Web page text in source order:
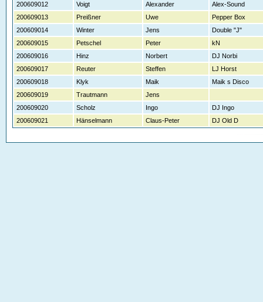
200609012
Voigt Alexander
Alex-Sound
200609013
Preißner Uwe
Pepper Box
200609014
Winter Jens
Double "J"
200609015
Petschel Peter
kN
200609016
Hinz Norbert
DJ Norbi
200609017
Reuter Steffen
LJ Horst
200609018
Klyk Maik
Maik s Disco
200609019
Trautmann
Jens
200609020
Scholz Ingo
DJ Ingo
200609021
Hänselmann Claus-Peter DJ Old D